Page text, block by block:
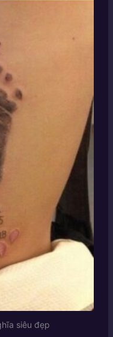
siêu đẹp